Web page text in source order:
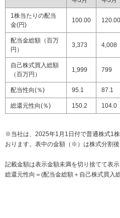
1株当たりの配当
金(円)
100.00 120.00
配当金総額（百万
円）
3,373 4,008
自己株式買入総額
（百万円）
1,999 799
配当性向(％) 95.1 87.1
総還元性向(％) 150.2 104.0
※当社は、2025年1月1日付で普通株式1
おります。表中の金額（※）は株式分割後
記載金額は表示金額未満を切り捨てて表示
総還元性向＝(配当金総額＋自己株式買入